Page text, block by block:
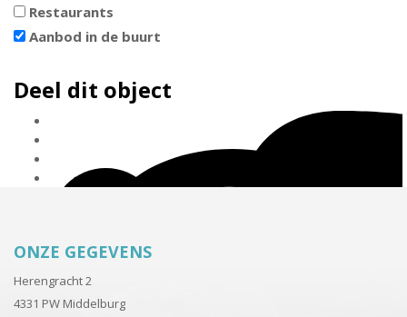
Restaurants
Aanbod in de buurt
Deel dit object
ONZE GEGEVENS
Herengracht 2
4331 PW Middelburg